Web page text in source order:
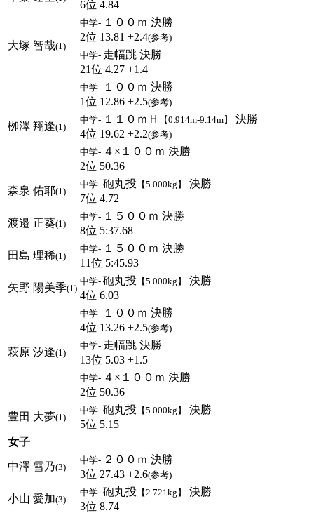
6位 4.84
大塚 智哉(1)
中学- １００ｍ 決勝
2位 13.81 +2.4(参考)
中学- 走幅跳 決勝
21位 4.27 +1.4
栁澤 翔逢(1)
中学- １００ｍ 決勝
1位 12.86 +2.5(参考)
中学- １１０ｍＨ 【0.914m-9.14m】
決勝
4位 19.62 +2.2(参考)
中学- ４×１００ｍ 決勝
2位 50.36
森泉 佑耶(1)
中学- 砲丸投 【5.000kg】
決勝
7位 4.72
渡邉 正葵(1)
中学- １５００ｍ 決勝
8位 5:37.68
田島 理稀(1)
中学- １５００ｍ 決勝
11位 5:45.93
矢野 陽美季(1)
中学- 砲丸投 【5.000kg】
決勝
4位 6.03
萩原 汐逢(1)
中学- １００ｍ 決勝
4位 13.26 +2.5(参考)
中学- 走幅跳 決勝
13位 5.03 +1.5
中学- ４×１００ｍ 決勝
2位 50.36
豊田 大夢(1)
中学- 砲丸投 【5.000kg】
決勝
5位 5.15
女子
中澤 雪乃(3)
中学- ２００ｍ 決勝
3位 27.43 +2.6(参考)
小山 愛加(3)
中学- 砲丸投 【2.721kg】
決勝
3位 8.74